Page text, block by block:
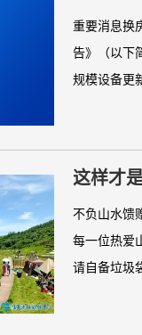
重要消息换
告》（以下
规模设备更
这样才
不负山水馈
每一位热爱
请自备垃圾